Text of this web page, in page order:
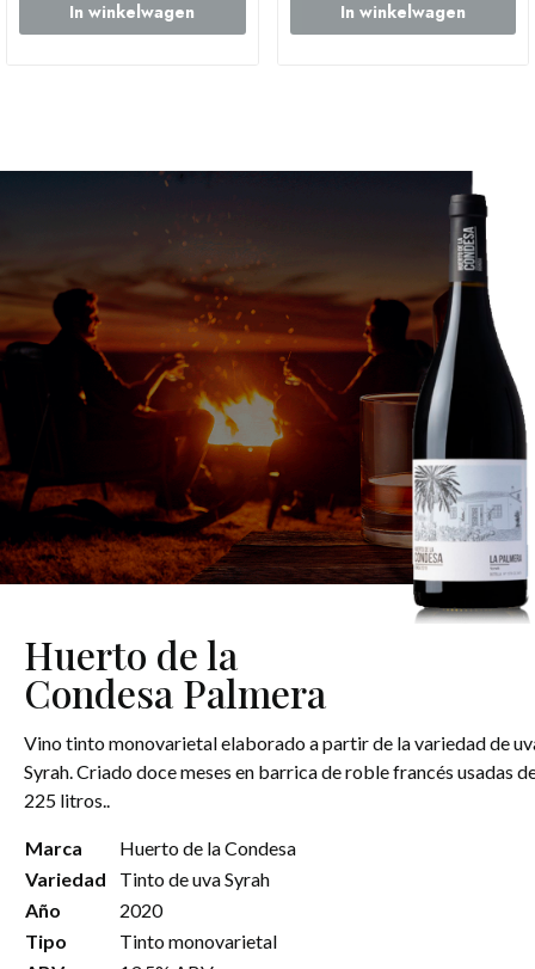
In winkelwagen In winkelwagen
Huerto de la
Condesa Palmera
Vino tinto monovarietal elaborado a partir de la variedad de
Syrah. Criado doce meses en barrica de roble francés usadas
225 litros..
Marca
Huerto de la Condesa
Variedad
Tinto de uva Syrah
Año
2020
Tipo
Tinto monovarietal